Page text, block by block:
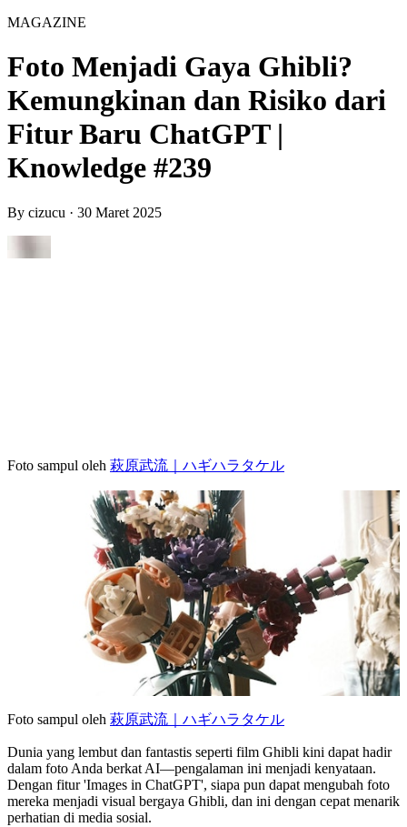
MAGAZINE
Foto Menjadi Gaya Ghibli?
Kemungkinan dan Risiko dari
Fitur Baru ChatGPT |
Knowledge #239
By cizucu · 30 Maret 2025
Foto sampul oleh 萩原武流｜ハギハラタケル
Foto sampul oleh 萩原武流｜ハギハラタケル
Dunia yang lembut dan fantastis seperti film Ghibli kini dapat hadir
dalam foto Anda berkat AI—pengalaman ini menjadi kenyataan.
Dengan fitur 'Images in ChatGPT', siapa pun dapat mengubah foto
mereka menjadi visual bergaya Ghibli, dan ini dengan cepat menarik
perhatian di media sosial.